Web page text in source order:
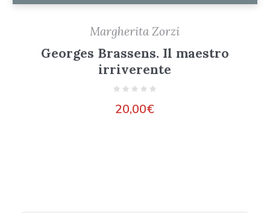
Margherita Zorzi
Georges Brassens. Il maestro
irriverente
20,00€